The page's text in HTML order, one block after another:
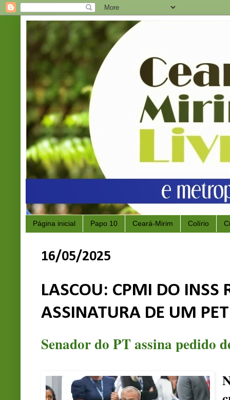
Página inicial Papo 10 Ceará-Mirim Colírio
16/05/2025
LASCOU: CPMI DO INSS
ASSINATURA DE UM
Senador do PT assina pedido